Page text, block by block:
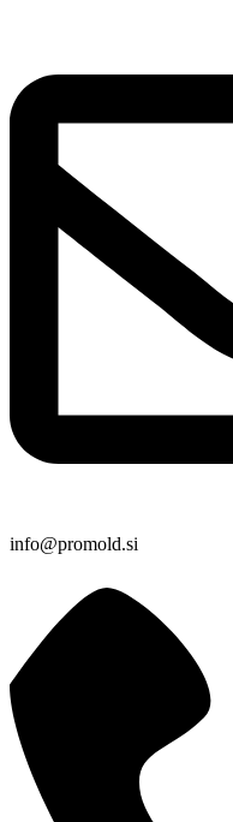
info@promold.si